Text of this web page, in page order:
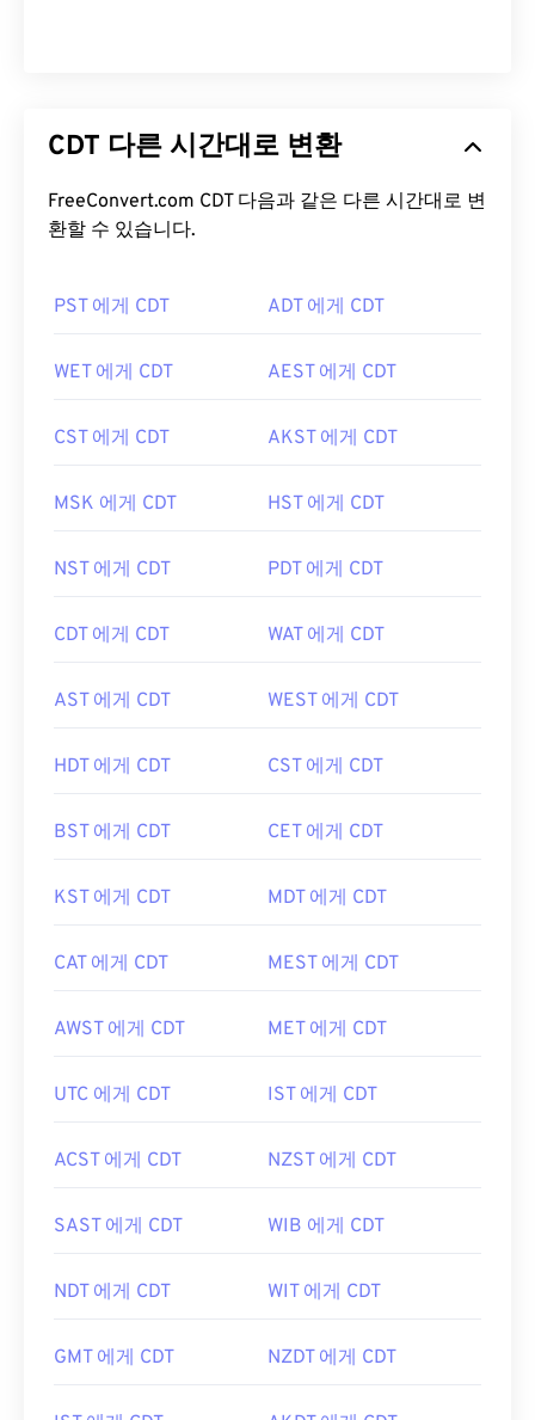
CDT 다른 시간대로 변환
FreeConvert.com CDT 다음과 같은 다른 시간대로 변
환할 수 있습니다.
PST 에게 CDT ADT 에게 CDT
WET 에게 CDT AEST 에게 CDT
CST 에게 CDT AKST 에게 CDT
MSK 에게 CDT HST 에게 CDT
NST 에게 CDT PDT 에게 CDT
CDT 에게 CDT WAT 에게 CDT
AST 에게 CDT WEST 에게 CDT
HDT 에게 CDT CST 에게 CDT
BST 에게 CDT CET 에게 CDT
KST 에게 CDT MDT 에게 CDT
CAT 에게 CDT MEST 에게 CDT
AWST 에게 CDT MET 에게 CDT
UTC 에게 CDT IST 에게 CDT
ACST 에게 CDT NZST 에게 CDT
SAST 에게 CDT WIB 에게 CDT
NDT 에게 CDT WIT 에게 CDT
GMT 에게 CDT NZDT 에게 CDT